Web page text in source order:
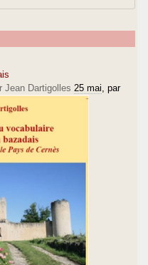
Jean Dartigolles 25 mai , par